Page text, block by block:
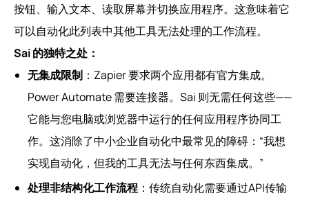
按钮、输入文本、读取屏幕并切换应用程序。这意味着它
可以自动化此列表中其他工具无法处理的工作流程。
Sai 的独特之处：
无集成限制 ：Zapier 要求两个应用都有官方集成。
Power Automate 需要连接器。Sai 则无需任何这些——
它能与您电脑或浏览器中运行的任何应用程序协同工
作。这消除了中小企业自动化中最常见的障碍：“我想
实现自动化，但我的工具无法与任何东西集成。”
处理非结构化工作流程 ：传统自动化需要通过API传输